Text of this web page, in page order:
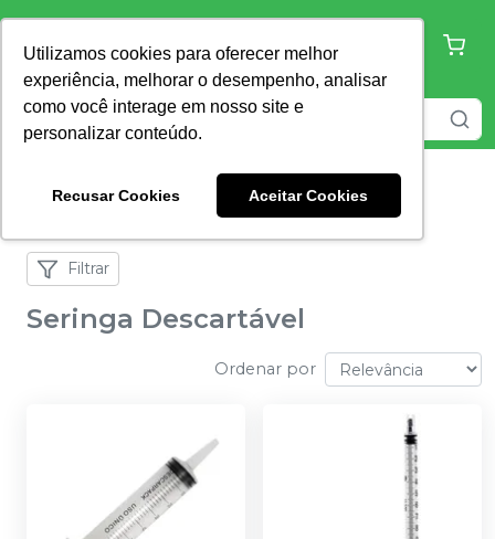
Utilizamos cookies para oferecer melhor
experiência, melhorar o desempenho, analisar
como você interage em nosso site e
personalizar conteúdo.
Recusar Cookies Aceitar Cookies
Seringa Descartável
Filtrar
Seringa Descartável
Ordenar por